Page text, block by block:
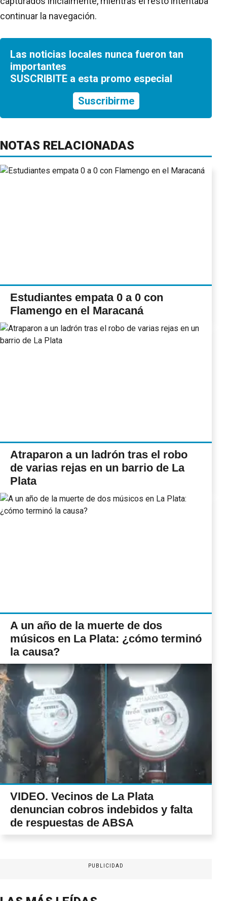
continuar la navegación.
Las noticias locales nunca fueron tan
importantes
SUSCRIBITE a esta promo especial
Suscribirme
NOTAS RELACIONADAS
Estudiantes empata 0 a 0 con
Flamengo en el Maracaná
Atraparon a un ladrón tras el robo
de varias rejas en un barrio de La
Plata
A un año de la muerte de dos
músicos en La Plata: ¿cómo terminó
la causa?
VIDEO. Vecinos de La Plata
denuncian cobros indebidos y falta
de respuestas de ABSA
PUBLICIDAD